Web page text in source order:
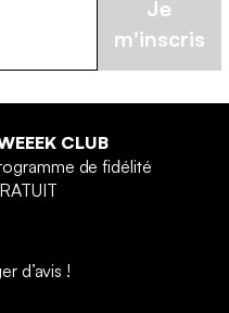
Je
m'inscris
CLUB
de fidélité
d’avis !